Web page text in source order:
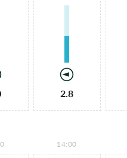
2.8
14:00